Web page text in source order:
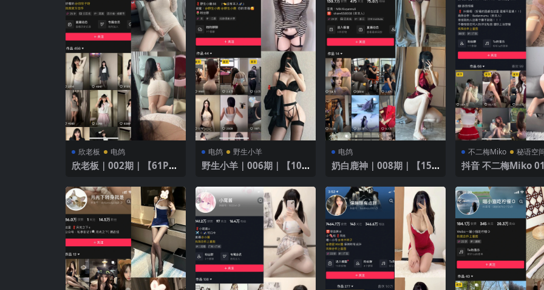
欣老板 电鸽
欣老板｜002期｜【61P1
电鸽 野生小羊
野生小羊｜006期｜【10P
电鸽
奶白鹿神｜008期｜【15
不二梅Miko 秘语空
抖音 不二梅Miko